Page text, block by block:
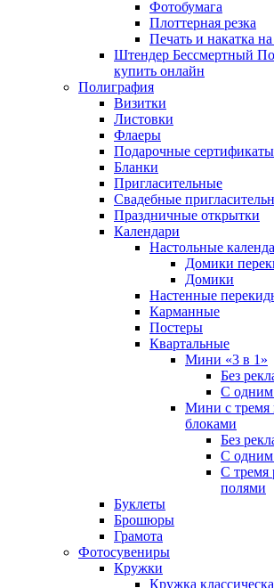
Фотобумага
Плоттерная резка
Печать и накатка
Штендер Бессмертный
купить онлайн
Полиграфия
Визитки
Листовки
Флаеры
Подарочные сертификаты
Бланки
Пригласительные
Свадебные
Праздничные открытки
Календари
Настольные
Домики
Домики
Настенные
Карманные
Постеры
Квартальные
Мини «3 в 1»
Без
С
Мини с тремя
блоками
Без
С
С тремя
полями
Буклеты
Брошюры
Грамота
Фотосувениры
Кружки
Кружка